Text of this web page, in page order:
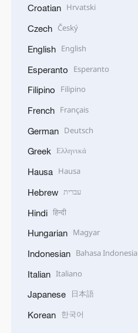
Croatian Hrvatski
Czech Český
English English
Esperanto Esperanto
Filipino Filipino
French Français
German Deutsch
Greek Ελληνικά
Hausa Hausa
Hebrew עברית
Hindi हिन्दी
Hungarian Magyar
Indonesian Bahasa Indonesia
Italian Italiano
Japanese 日本語
Korean 한국어